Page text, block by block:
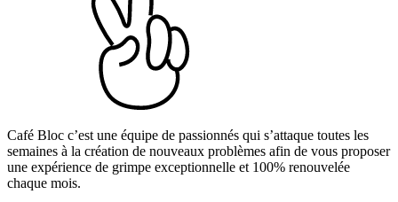
Café Bloc c’est une équipe de passionnés qui s’attaque toutes les
semaines à la création de nouveaux problèmes afin de vous proposer
une expérience de grimpe exceptionnelle et 100% renouvelée
chaque mois.